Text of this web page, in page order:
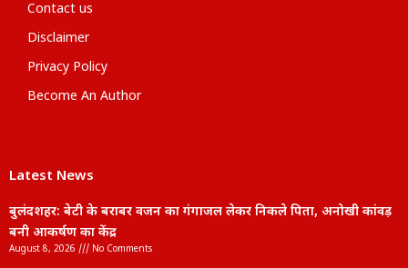
Contact us
Disclaimer
Privacy Policy
Become An Author
Latest News
बुलंदशहर: बेटी के बराबर वजन का गंगाजल लेकर निकले पिता, अनोखी कांवड़
बनी आकर्षण का केंद्र
August 8, 2026 No Comments